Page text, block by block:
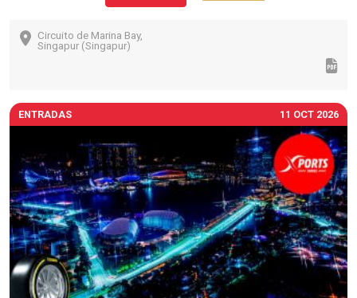
Circuito de Marina Bay,
Singapur (Singapur)
ENTRADAS 11 OCT 2026